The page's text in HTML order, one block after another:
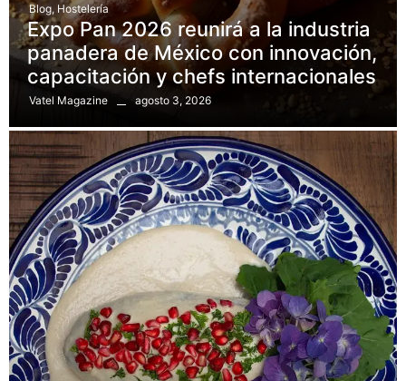
Blog, Hostelería
Expo Pan 2026 reunirá a la industria
panadera de México con innovación,
capacitación y chefs internacionales
Vatel Magazine agosto 3, 2026